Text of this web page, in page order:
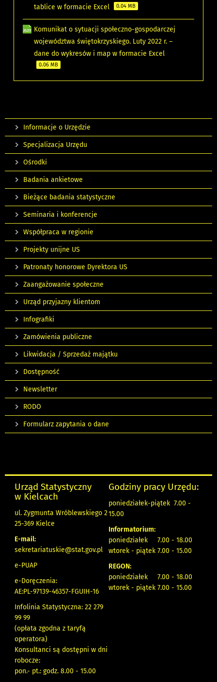
tablice w formacie Excel
0.04 MB
Komunikat o sytuacji społeczno-gospodarczej
województwa świętokrzyskiego. Luty 2022 r. –
dane do wykresów i map w formacie Excel
0.06 MB
Informacje o Urzędzie
Specjalizacja Urzędu
Ośrodki
Badania ankietowe
Bieżące badania statystyczne
Seminaria i konferencje
Współpraca w regionie
Projekty unijne US
Patronaty honorowe Dyrektora US
Zaangażowanie społeczne
Urząd przyjazny klientom
Infografiki
Zamówienia publiczne
Likwidacja / Sprzedaż majątku
Dostępność
Newsletter
RODO
Formularz zapytania o dane
Urząd Statystyczny
w Kielcach
ul. Zygmunta Wróblewskiego 2
25-369 Kielce
E-mail:
sekretariatuskie@stat.gov.pl
e-PUAP
e-Doręczenia:
AE:PL-97139-46357-FGUIH-16
Infolinia Statystyczna: 22 279
99 99
(opłata zgodna z taryfą
operatora)
Konsultanci są dostępni w dni
robocze:
pon.- pt.: godz. 8.00 - 15.00
Godziny pracy Urzędu:
poniedziałek-piątek 7.00 -
15.00
Informatorium:
poniedziałek 7.00 - 18.00
wtorek - piątek 7.00 - 15.00
REGON:
poniedziałek 7.00 - 18.00
wtorek - piątek 7.00 - 15.00